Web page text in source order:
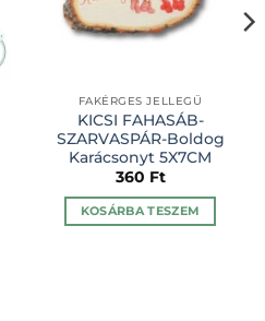
FAKÉRGES JELLEGŰ
KICSI FAHASÁB-
SZARVASPÁR-Boldog
Karácsonyt 5X7CM
360 Ft
KOSÁRBA TESZEM